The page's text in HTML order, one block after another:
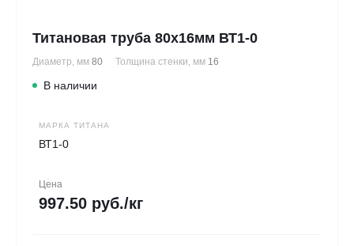
Титановая труба 80х16мм ВТ1-0
Диаметр, мм 80 Толщина стенки, мм 16
В наличии
МАРКА ТИТАНА
ВТ1-0
Цена
997.50 руб./кг